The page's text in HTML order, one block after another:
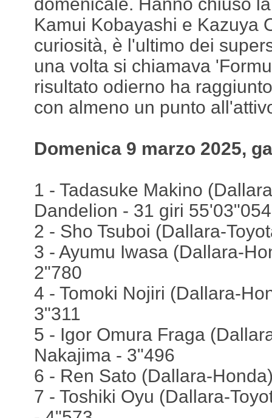
domenicale. Hanno chiuso
Kamui Kobayashi e Kazuya
curiosità, è l'ultimo dei
una volta si chiamava
risultato odierno ha
con almeno un punto
Domenica 9 marzo 2025,
1 - Tadasuke Makino
Dandelion - 31 giri 55'03"054
2 - Sho Tsuboi (Dallara-
3 - Ayumu Iwasa (Dallara-
2"780
4 - Tomoki Nojiri (Dallara-
3"311
5 - Igor Omura Fraga
Nakajima - 3"496
6 - Ren Sato (Dallara-
7 - Toshiki Oyu (Dallara-